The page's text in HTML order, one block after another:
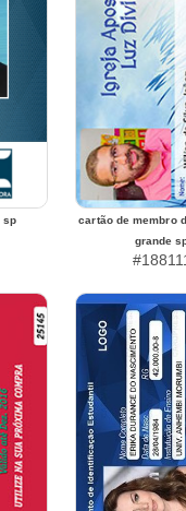
sp
cartão de membro
grande